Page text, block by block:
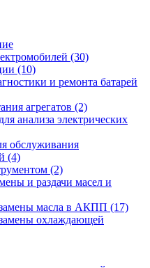
(30)
(10)
и ремонта батарей
агрегатов (2)
анализа электрических
обслуживания
(4)
(2)
и раздачи масел и
масла в АКПП (17)
охлаждающей